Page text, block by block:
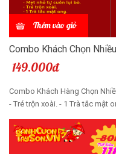
Thêm vào giỏ
Combo Khách Chọn Nhiều
149.000đ
Combo Khách Hàng Chọn
- Tré trộn xoài. - 1 Trà tắc mật